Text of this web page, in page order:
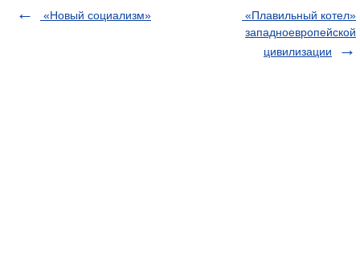
«Новый социализм»
«Плавильный котел»
западноевропейской
цивилизации